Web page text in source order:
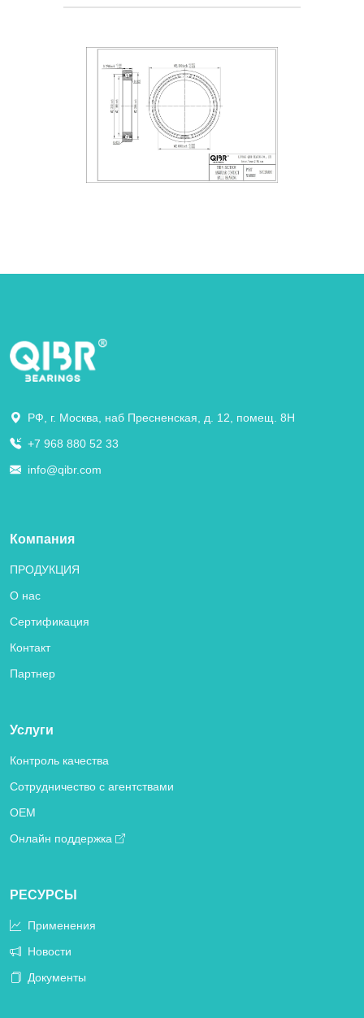
РФ, г. Москва, наб Пресненская, д. 12, помещ. 8Н
+7 968 880 52 33
info@qibr.com
Компания
ПРОДУКЦИЯ
О нас
Сертификация
Контакт
Партнер
Услуги
Контроль качества
Сотрудничество с агентствами
OEM
Онлайн поддержка
РЕСУРСЫ
Применения
Новости
Документы